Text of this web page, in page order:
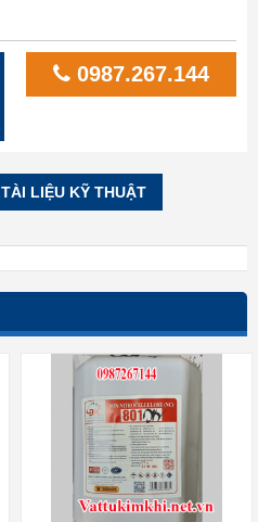
0987.267.144
TÀI LIỆU KỸ THUẬT